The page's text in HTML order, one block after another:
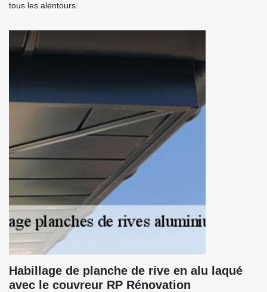
tous les alentours.
Habillage de planche de rive en alu laqué
avec le couvreur RP Rénovation